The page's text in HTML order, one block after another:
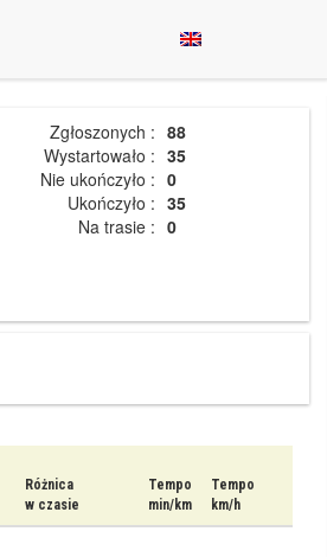
Zgłoszonych : 88
Wystartowało : 35
Nie ukończyło : 0
Ukończyło : 35
Na trasie : 0
Różnica
w czasie
Tempo
min/km
Tempo
km/h